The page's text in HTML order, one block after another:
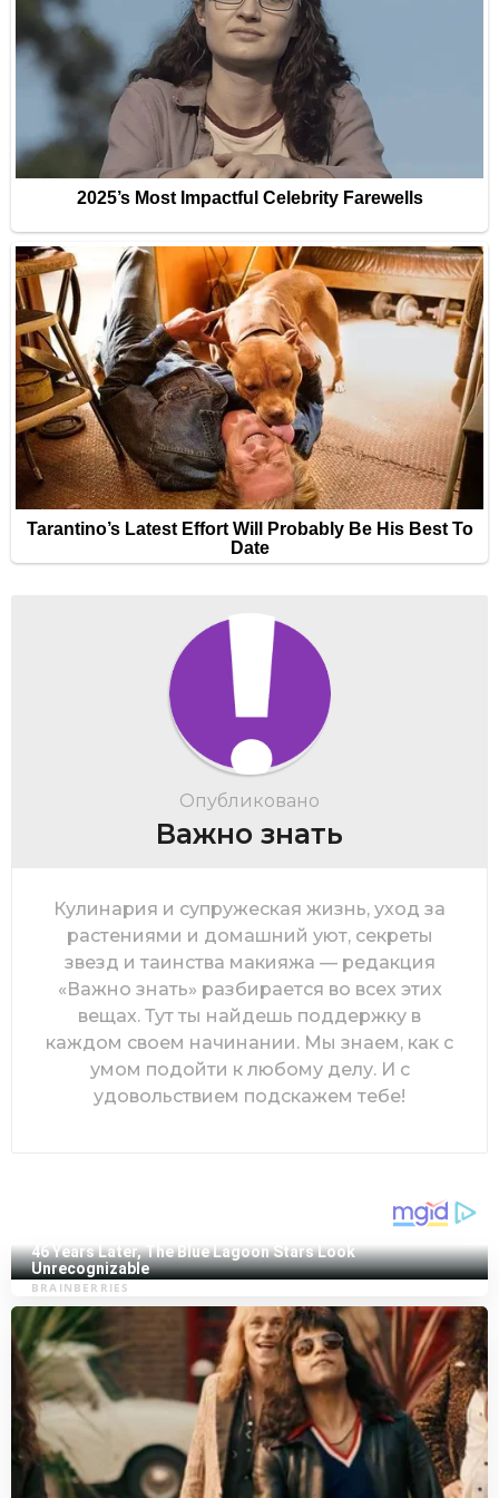
Опубликовано
Важно знать
Кулинария и супружеская жизнь, уход за
растениями и домашний уют, секреты
звезд и таинства макияжа — редакция
«Важно знать» разбирается во всех этих
вещах. Тут ты найдешь поддержку в
каждом своем начинании. Мы знаем, как с
умом подойти к любому делу. И с
удовольствием подскажем тебе!